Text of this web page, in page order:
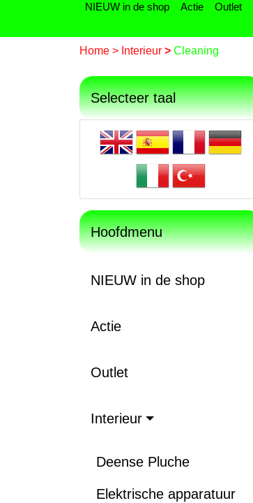
NIEUW in de shop Actie Outlet
Home > Interieur > Cleaning
Selecteer taal
Hoofdmenu
NIEUW in de shop
Actie
Outlet
Interieur
Deense Pluche
Elektrische apparatuur